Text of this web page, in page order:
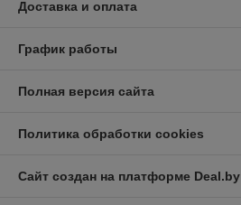
Доставка и оплата
График работы
Полная версия сайта
Политика обработки cookies
Сайт создан на платформе Deal.by